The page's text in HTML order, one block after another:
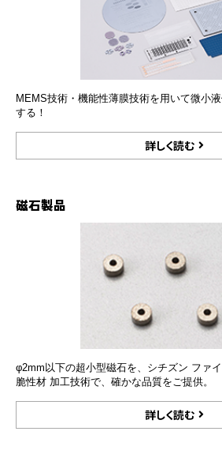
MEMS技術・機能性薄膜技術を用いて微小
する！
詳しく読む
磁石製品
φ2mm以下の超小型磁石を、シチズン ファ
脆性材 加工技術で、確かな品質をご提供。
詳しく読む